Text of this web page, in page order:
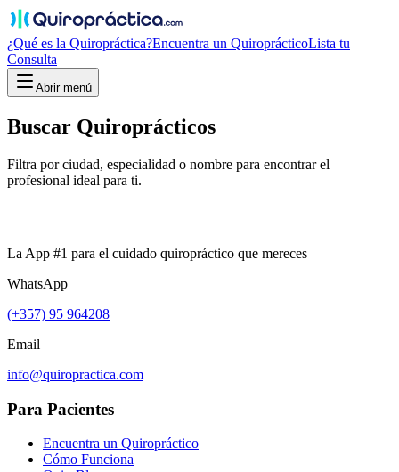
¿Qué es la Quiropráctica?Encuentra un QuiroprácticoLista tu
Consulta
Abrir menú
Buscar Quiroprácticos
Filtra por ciudad, especialidad o nombre para encontrar el
profesional ideal para ti.
La App #1 para el cuidado quiropráctico que mereces
WhatsApp
(+357) 95 964208
Email
info@quiropractica.com
Para Pacientes
Encuentra un Quiropráctico
Cómo Funciona